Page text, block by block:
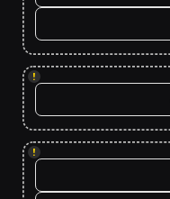
!
!